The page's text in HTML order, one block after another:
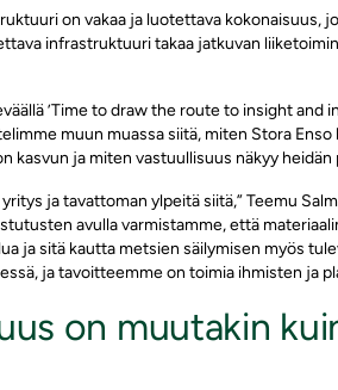
on vakaa ja luotettava kokonaisuus,
infrastruktuuri takaa jatkuvan
’Time to draw the route to insight and
muun muassa siitä, miten Stora
kasvun ja miten vastuullisuus näkyy
ja tavattoman ylpeitä siitä,” Teemu
avulla varmistamme, että
ja sitä kautta metsien säilymisen myös
ja tavoitteemme on toimia ihmisten ja
on muutakin